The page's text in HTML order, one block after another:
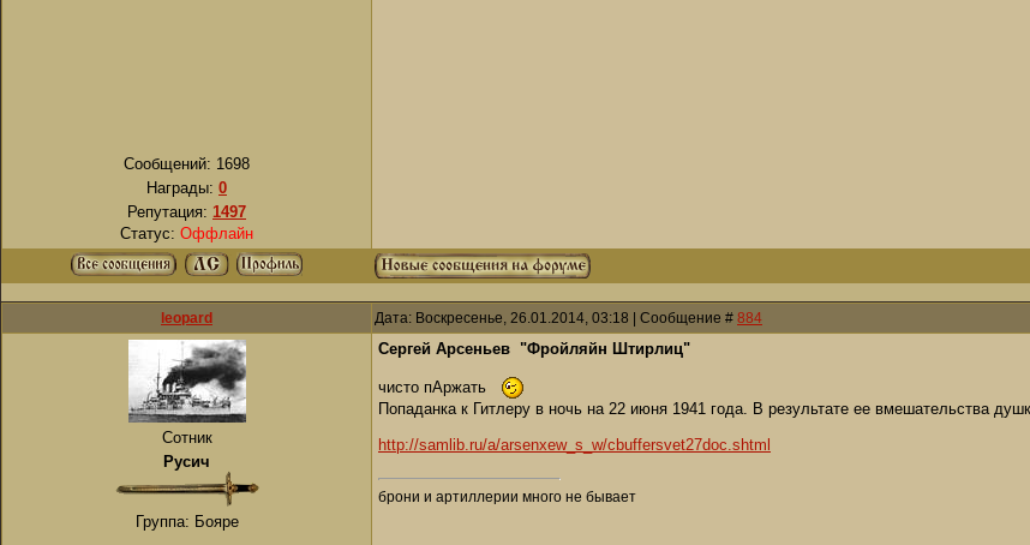
Сообщений: 1698
Награды: 0
Репутация: 1497
Статус: Оффлайн
leopard Дата: Воскресенье, 26.01.2014, 03:18 | Сообщение # 884
Сотник
Русич
Группа: Бояре
Сергей Арсеньев "Фройляйн Штирлиц"
чисто пАржать
Попаданка к Гитлеру в ночь на 22 июня 1941 года. В результате ее вмешательства
http://samlib.ru/a/arsenxew_s_w/cbuffersvet27doc.shtml
брони и артиллерии много не бывает